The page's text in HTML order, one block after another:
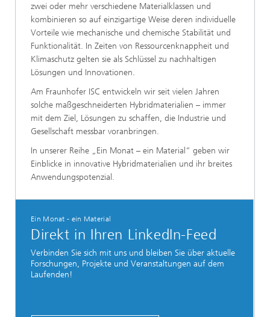
zwei oder mehr verschiedene Materialklassen und
kombinieren so auf einzigartige Weise deren individuelle
Vorteile wie mechanische und chemische Stabilität und
Funktionalität. In Zeiten von Ressourcenknappheit und
Klimaschutz gelten sie als Schlüssel zu nachhaltigen
Lösungen und Innovationen.
Am Fraunhofer ISC entwickeln wir seit vielen Jahren
solche maßgeschneiderten Hybridmaterialien – immer
mit dem Ziel, Lösungen zu schaffen, die Industrie und
Gesellschaft messbar voranbringen.
In unserer Reihe „Ein Monat – ein Material“ geben wir
Einblicke in innovative Hybridmaterialien und ihr breites
Anwendungspotenzial.
Ein Monat - ein Material
Direkt in Ihren LinkedIn-Feed
Verbinden Sie sich mit uns und bleiben Sie über aktuelle
Forschungen, Projekte und Veranstaltungen auf dem
Laufenden!